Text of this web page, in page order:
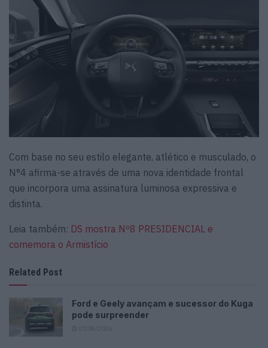
Com base no seu estilo elegante, atlético e musculado, o
N°4 afirma-se através de uma nova identidade frontal
que incorpora uma assinatura luminosa expressiva e
distinta.
Leia também: DS mostra Nº8 PRESIDENCIAL e
comemora o Armistício
Related Post
Ford e Geely avançam e sucessor do Kuga
pode surpreender